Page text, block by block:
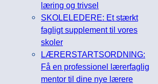
læring og trivsel
SKOLELEDERE: Et stærkt
fagligt supplement til vores
skoler
LÆRERSTARTSORDNING:
Få en professionel lærerfaglig
mentor til dine nye lærere